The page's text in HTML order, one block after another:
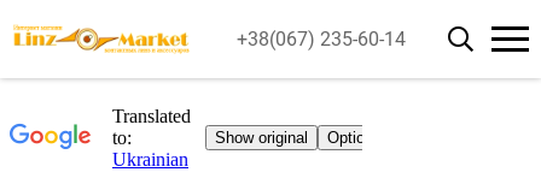
+38(067) 235-60-14